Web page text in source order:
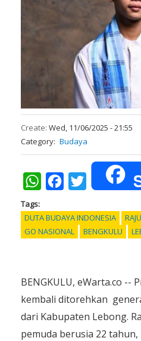
Create: Wed, 11/06/2025 - 21:55
Category Budaya
WhatsAppFacebookTwitter
Tags
DUTA BUDAYA INDONESIA
GO NASIONAL
BENGKULU
BENGKULU, eWarta.co --
kembali ditorehkan
dari Kabupaten Lebong.
pemuda berusia 22